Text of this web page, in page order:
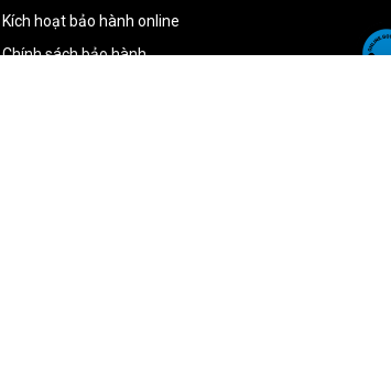
Kích hoạt bảo hành online
Chính sách bảo hành